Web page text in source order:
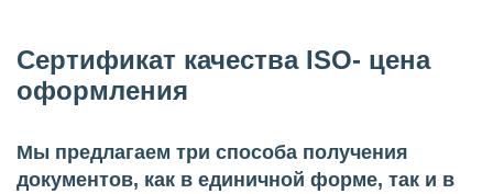
Сертификат качества ISO- цена
оформления
Мы предлагаем три способа получения
документов, как в единичной форме, так и в